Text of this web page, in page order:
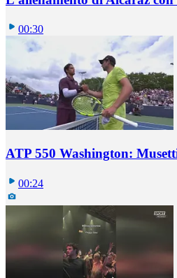
00:30
ATP 550 Washington:
00:24